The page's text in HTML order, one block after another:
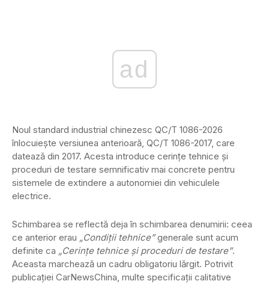
ad
Noul standard industrial chinezesc QC/T 1086-2026
înlocuiește versiunea anterioară, QC/T 1086-2017, care
datează din 2017. Acesta introduce cerințe tehnice și
proceduri de testare semnificativ mai concrete pentru
sistemele de extindere a autonomiei din vehiculele
electrice.
Schimbarea se reflectă deja în schimbarea denumirii: ceea
ce anterior erau „Condiții tehnice”generale sunt acum
definite ca „Cerințe tehnice și proceduri de testare”.
Aceasta marchează un cadru obligatoriu lărgit. Potrivit
publicației CarNewsChina, multe specificații calitative